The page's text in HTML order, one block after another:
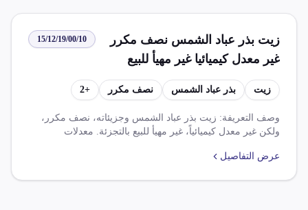
زيت بذر عباد الشمس نصف مكرر
غير معدل كيميائيا غير مهيأ للبيع
بالتجزئة
15/12/19/00/10
زيت بذر عباد الشمس نصف مكرر +
2
وصف التعريفة: زيت بذر عباد الشمس وجزيئاته، نصف مكرر،
ولكن غير معدل كيميائياً، غير مهيأ للبيع بالتجزئة. معدلات
عرض التفاصيل